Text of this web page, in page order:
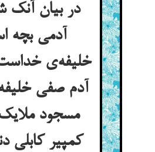
در بیان آنک
آدمی بچه
خلیفه‌ی
آدم صفی
مسجود
کمپیر کابلی